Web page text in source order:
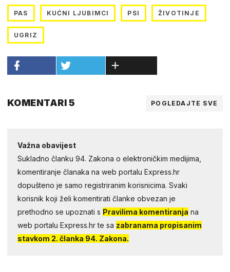
PAS KUĆNI LJUBIMCI PSI ŽIVOTINJE
UGRIZ
KOMENTARI 5 POGLEDAJTE SVE
Važna obavijest
Sukladno članku 94. Zakona o elektroničkim medijima,
komentiranje članaka na web portalu Express.hr
dopušteno je samo registriranim korisnicima. Svaki
korisnik koji želi komentirati članke obvezan je
prethodno se upoznati s Pravilima komentiranja na
web portalu Express.hr te sa zabranama propisanim
stavkom 2. članka 94. Zakona.